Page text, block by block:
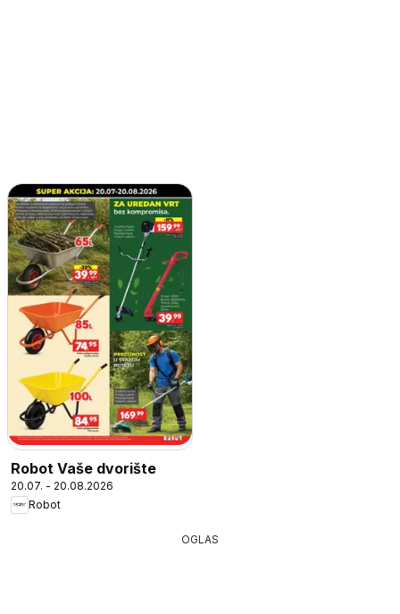
Robot Vaše dvorište
20.07. - 20.08.2026
Robot
OGLAS